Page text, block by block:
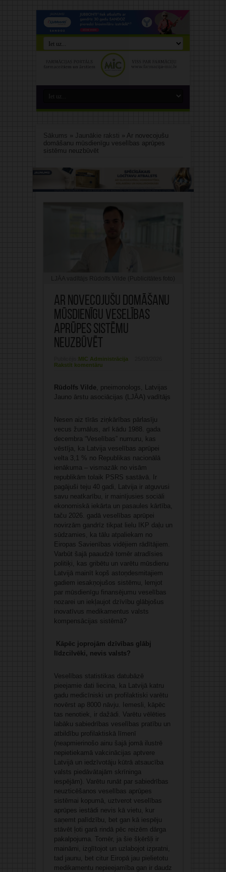
Sākums » Jaunākie raksti » Ar novecojušu
domāšanu mūsdienīgu veselības aprūpes
sistēmu neuzbūvēt
Ar novecojušu domāšanu
mūsdienīgu veselības
aprūpes sistēmu
neuzbūvēt
MIC Administrācija
Rakstīt komentāru
Rūdolfs Vilde , pneimonologs, Latvijas
Jauno ārstu asociācijas (LJĀA) vadītājs
Nesen aiz tīrās ziņkārības pārlasīju
vecus žurnālus, arī kādu 1988. gada
decembra “Veselības” numuru, kas
vēstīja, ka Latvija veselības aprūpei
velta 3,1 % no Republikas nacionālā
ienākuma – vismazāk no visām
republikām tolaik PSRS sastāvā. Ir
pagājuši teju 40 gadi, Latvija ir atguvusi
savu neatkarību, ir mainījusies sociāli
ekonomiskā iekārta un pasaules kārtība,
taču 2026. gadā veselības aprūpei
novirzām gandrīz tikpat lielu IKP daļu un
sūdzamies, ka tālu atpaliekam no
Eiropas Savienības vidējiem rādītājiem.
Varbūt šajā paaudzē tomēr atradīsies
politiķi, kas gribētu un varētu mūsdienu
Latvijā mainīt kopš astoņdesmitajiem
gadiem iesakņojušos sistēmu, lemjot
par mūsdienīgu finansējumu veselības
nozarei un iekļaujot dzīvību glābjošus
inovatīvus medikamentus valsts
kompensācijas sistēmā?
Kāpēc joprojām dzīvības glābj
līdzcilvēki, nevis valsts?
Veselības statistikas datubāzē
pieejamie dati liecina, ka Latvijā katru
gadu medicīniski un profilaktiski varētu
novērst ap 8000 nāvju. Iemesli, kāpēc
tas nenotiek, ir dažādi. Varētu vēlēties
labāku sabiedrības veselības pratību un
atbildību profilaktiskā līmenī
(neapmierinošo ainu šajā jomā ilustrē
nepietiekamā vakcinācijas aptvere
Latvijā un iedzīvotāju kūtrā atsaucība
valsts piedāvātajām skrīninga
iespējām). Varētu runāt par sabiedrības
neuzticēšanos veselības aprūpes
sistēmai kopumā, uztverot veselības
aprūpes iestādi nevis kā vietu, kur
saņemt palīdzību, bet gan kā iespēju
stāvēt ļoti garā rindā pēc reizēm dārga
pakalpojuma. Tomēr, ja šie šķēršļi ir
maināmi, izglītojot un uzlabojot izpratni,
tad jaunu, bet citur Eiropā jau pielietotu
medikamentu nepieejamība gan ir daudz